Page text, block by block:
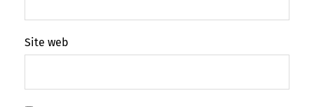
Site web